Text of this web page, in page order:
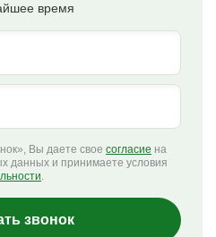
время
Вы даете свое согласие на
данных и принимаете условия
.
звонок